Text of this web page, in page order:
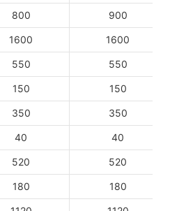
800 900
1600 1600
550 550
150 150
350 350
40 40
520 520
180 180